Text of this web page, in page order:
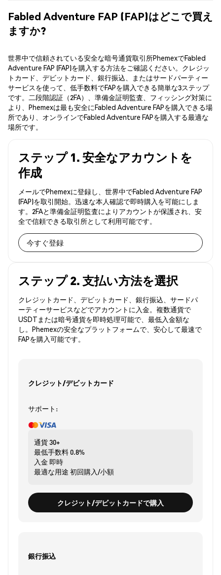
Fabled Adventure FAP (FAP)はどこで買え
ますか?
世界中で信頼されている安全な暗号通貨取引所PhemexでFabled
Adventure FAP (FAP)を購入する方法をご確認ください。クレジッ
トカード、デビットカード、銀行振込、またはサードパーティー
サービスを使って、低手数料でFAPを購入できる簡単な3ステップ
です。二段階認証（2FA）、準備金証明監査、フィッシング対策に
より、Phemexは最も安全にFabled Adventure FAPを購入できる場
所であり、オンラインでFabled Adventure FAPを購入する最適な
場所です。
ステップ 1. 安全なアカウントを
作成
メールでPhemexに登録し、世界中でFabled Adventure FAP
(FAP)を取引開始。迅速な本人確認で即時購入を可能にしま
す。2FAと準備金証明監査によりアカウントが保護され、安
全で信頼できる取引所として利用可能です。
今すぐ登録
ステップ 2. 支払い方法を選択
クレジットカード、デビットカード、銀行振込、サードパ
ーティーサービスなどでアカウントに入金。複数通貨で
USDTまたは暗号通貨を即時処理可能で、最低入金額な
し。Phemexの安全なプラットフォームで、安心して最速で
FAPを購入可能です。
クレジット/デビットカード
サポート:
通貨30+
最低手数料0.8%
入金 即時
最適な用途 初回購入/小額
クレジット/デビットカードで購入
銀行振込